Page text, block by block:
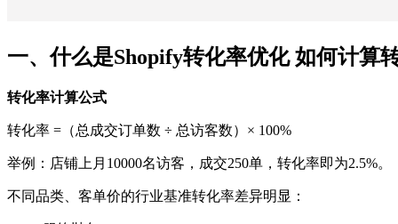
一、什么是Shopify转化率优化 如何计算
转化率计算公式
转化率 =（总成交订单数 ÷ 总访客数）× 100%
举例：店铺上月10000名访客，成交250单，转化率即为2.5%。
不同品类、客单价的行业基准转化率差异明显：